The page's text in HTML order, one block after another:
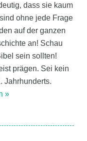
dass sie kaum
ohne jede Frage
auf der ganzen
an! Schau
sein sollten!
prägen. Sei kein
Jahrhunderts.
»